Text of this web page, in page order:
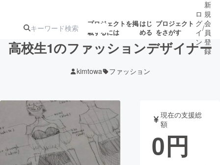
プロジェクトを掲
載するには
はじ
める
プロジェクト
をさがす
アート・写真
テクノロジー・ガジェット ゲーム・サ
ロ
グ
イ
ン
/
新
規
会
員
登
録
高校生1のファッションデザイナー
kimtowa ファッション
現在の支援総
額
0円